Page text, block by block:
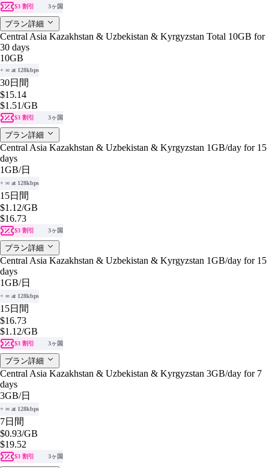
$3 割引 3ヶ国
プラン詳細
Central Asia Kazakhstan & Uzbekistan & Kyrgyzstan Total 10GB for
30 days
10GB
+ ∞ at 128kbps
30日間
$15.14
$1.51/GB
$3 割引 3ヶ国
プラン詳細
Central Asia Kazakhstan & Uzbekistan & Kyrgyzstan 1GB/day for 15
days
1GB/日
+ ∞ at 128kbps
15日間
$1.12/GB
$16.73
$3 割引 3ヶ国
プラン詳細
Central Asia Kazakhstan & Uzbekistan & Kyrgyzstan 1GB/day for 15
days
1GB/日
+ ∞ at 128kbps
15日間
$16.73
$1.12/GB
$3 割引 3ヶ国
プラン詳細
Central Asia Kazakhstan & Uzbekistan & Kyrgyzstan 3GB/day for 7
days
3GB/日
+ ∞ at 128kbps
7日間
$0.93/GB
$19.52
$3 割引 3ヶ国